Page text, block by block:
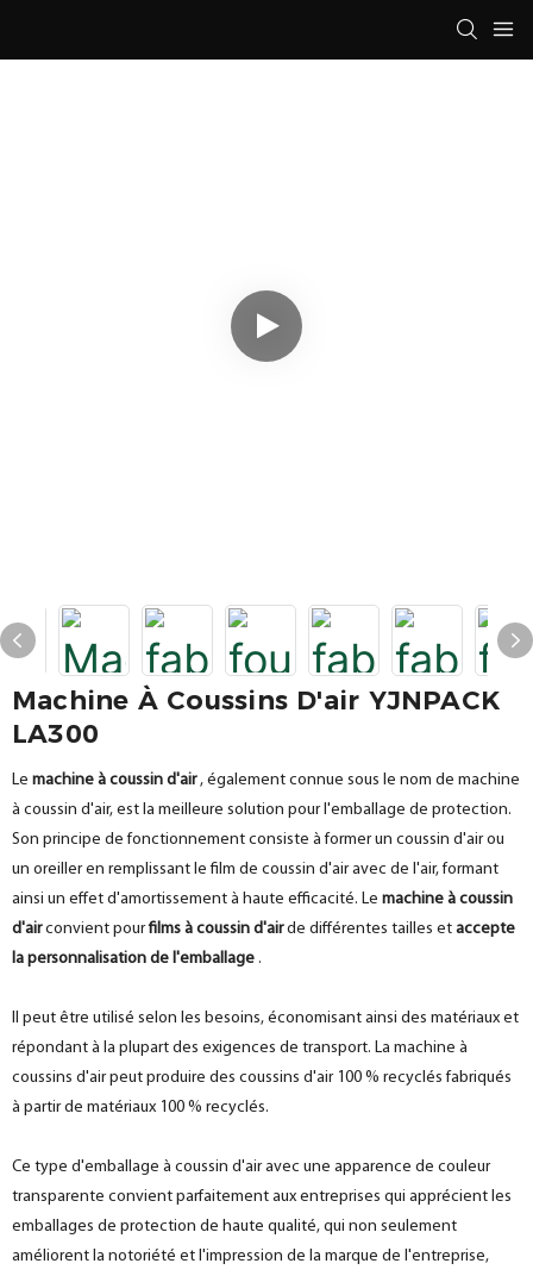
Machine À Coussins D'air YJNPACK
LA300
Le machine à coussin d'air, également connue sous le nom de machine
à coussin d'air, est la meilleure solution pour l'emballage de protection.
Son principe de fonctionnement consiste à former un coussin d'air ou
un oreiller en remplissant le film de coussin d'air avec de l'air, formant
ainsi un effet d'amortissement à haute efficacité. Le machine à coussin
d'airconvient pourfilms à coussin d'airde différentes tailles et accepte
la personnalisation de l'emballage .
Il peut être utilisé selon les besoins, économisant ainsi des matériaux et
répondant à la plupart des exigences de transport. La machine à
coussins d'air peut produire des coussins d'air 100 % recyclés fabriqués
à partir de matériaux 100 % recyclés.
Ce type d'emballage à coussin d'air avec une apparence de couleur
transparente convient parfaitement aux entreprises qui apprécient les
emballages de protection de haute qualité, qui non seulement
améliorent la notoriété et l'impression de la marque de l'entreprise,